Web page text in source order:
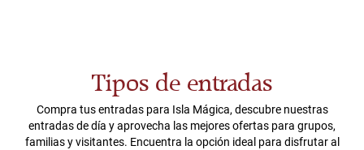
Tipos de entradas
Compra tus entradas para Isla Mágica, descubre nuestras
entradas de día y aprovecha las mejores ofertas para grupos,
familias y visitantes. Encuentra la opción ideal para disfrutar al